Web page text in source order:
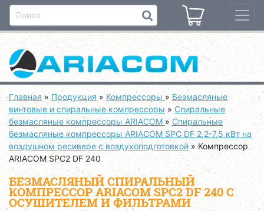
Главная » Продукция » Компрессоры » Безмасляные
винтовые и спиральные компрессоры » Спиральные
безмасляные компрессоры ARIACOM » Спиральные
безмасляные компрессоры ARIACOM SPC DF 2,2-7,5 кВт на
воздушном ресивере с воздухоподготовкой » Компрессор
ARIACOM SPC2 DF 240
БЕЗМАСЛЯНЫЙ СПИРАЛЬНЫЙ
КОМПРЕССОР ARIACOM SPC2 DF 240 С
ОСУШИТЕЛЕМ И ФИЛЬТРАМИ